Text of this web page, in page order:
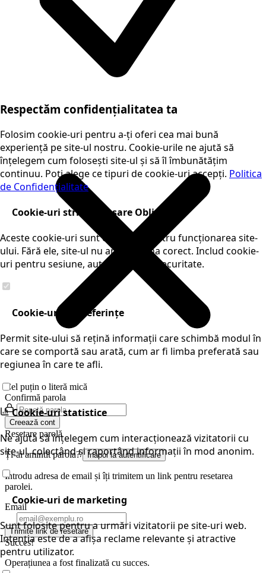
Respectăm confidențialitatea ta
Folosim cookie-uri pentru a-ți oferi cea mai bună
experiență pe site-ul nostru. Cookie-urile ne ajută să
înțelegem cum folosești site-ul și să îl îmbunătățim
continuu. Poți alege ce tipuri de cookie-uri accepți. Politica
de Confidențialitate
Cookie-uri strict necesare Obligatorii
Aceste cookie-uri sunt esențiale pentru funcționarea site-
ului. Fără ele, site-ul nu ar funcționa corect. Includ cookie-
uri pentru sesiune, autentificare și securitate.
Cookie-uri de preferințe
Permit site-ului să rețină informații care schimbă modul în
care se comportă sau arată, cum ar fi limba preferată sau
regiunea în care te afli.
Cookie-uri statistice
Ne ajută să înțelegem cum interacționează vizitatorii cu
site-ul, colectând și raportând informații în mod anonim.
Cookie-uri de marketing
Sunt folosite pentru a urmări vizitatorii pe site-uri web.
Intenția este de a afișa reclame relevante și atractive
pentru utilizator.
Cel puțin o literă mică
Confirmă parola
Creează cont
Resetare parolă
Ți-ai amintit parola? Înapoi la autentificare
Introdu adresa de email și îți trimitem un link pentru resetarea
parolei.
Email
Trimite link de resetare
Succes!
Operațiunea a fost finalizată cu succes.